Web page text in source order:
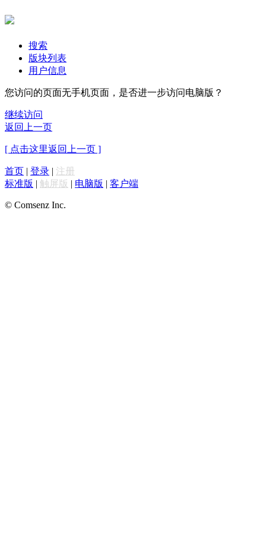
搜索
版块列表
用户信息
您访问的页面无手机页面，是否进一步访问电脑版？
继续访问
返回上一页
[ 点击这里返回上一页 ]
首页 | 登录 | 注册
标准版 | 触屏版 | 电脑版 | 客户端
© Comsenz Inc.